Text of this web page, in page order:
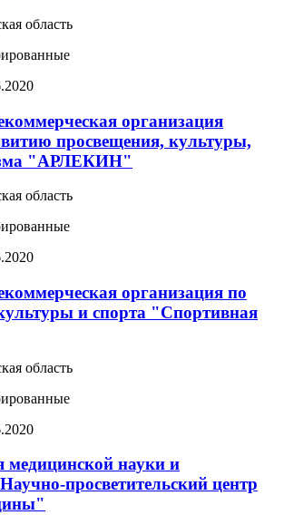
область
организация
просвещения, культуры,
"АРЛЕКИН"
область
организация по
и спорта "Спортивная
область
медицинской науки и
просветительский центр